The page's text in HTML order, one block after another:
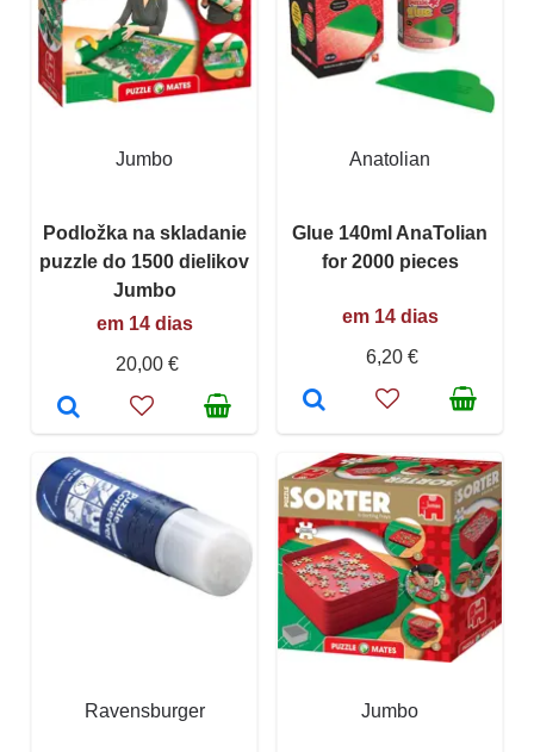
Jumbo
Podložka na skladanie
puzzle do 1500 dielikov
Jumbo
em 14 dias
20,00 €
Anatolian
Glue 140ml AnaTolian
for 2000 pieces
em 14 dias
6,20 €
Ravensburger Jumbo